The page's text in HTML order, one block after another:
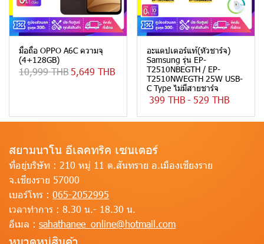
มือถือ OPPO A6C ความจุ
(4+128GB)
10,999 THB 5,649 THB
อะแดปเตอร์แท้(หัวชาร์จ)
Samsung รุ่น EP-
T2510NBEGTH / EP-
T2510NWEGTH 25W USB-
C Type ไม่มีสายชาร์จ
399 THB- 529 THB
สยามนาโน อีเลคทริค เซนเตอร์
ที่อยู่บริษัท : 210 หมู่ 11 ต.สันทราย อ.เมืองเชียงราย
จ.เชียงราย 57000
เบอร์โทร : 065-2052995
เวลาทำการ : 8.30 น.- 18.30 น.
อีเมล : sahathanee_online@hotmail.com
หมวดหมู่สินค้า